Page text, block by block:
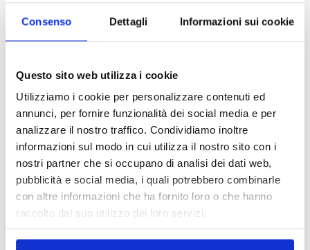
Consenso Dettagli Informazioni sui cookie
Questo sito web utilizza i cookie
Utilizziamo i cookie per personalizzare contenuti ed
annunci, per fornire funzionalità dei social media e per
analizzare il nostro traffico. Condividiamo inoltre
informazioni sul modo in cui utilizza il nostro sito con i
nostri partner che si occupano di analisi dei dati web,
pubblicità e social media, i quali potrebbero combinarle
con altre informazioni che ha fornito loro o che hanno
raccolto dal suo utilizzo dei loro servizi.
IL MENSILE ASSINEWS LUGLIO-
AGOSTO 2026